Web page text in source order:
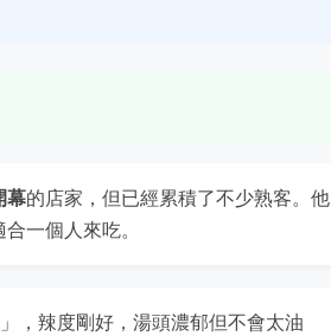
幕的店家，但已經累積了不少熟客。他
一個人來吃。
，辣度剛好，湯頭濃郁但不會太油